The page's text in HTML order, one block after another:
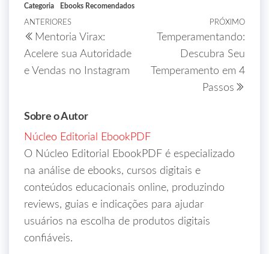
Categoria Ebooks Recomendados
ANTERIORES
Mentoria Virax:
Acelere sua Autoridade
e Vendas no Instagram
PRÓXIMO
Temperamentando:
Descubra Seu
Temperamento em 4
Passos
Sobre o Autor
Núcleo Editorial EbookPDF
O Núcleo Editorial EbookPDF é especializado
na análise de ebooks, cursos digitais e
conteúdos educacionais online, produzindo
reviews, guias e indicações para ajudar
usuários na escolha de produtos digitais
confiáveis.